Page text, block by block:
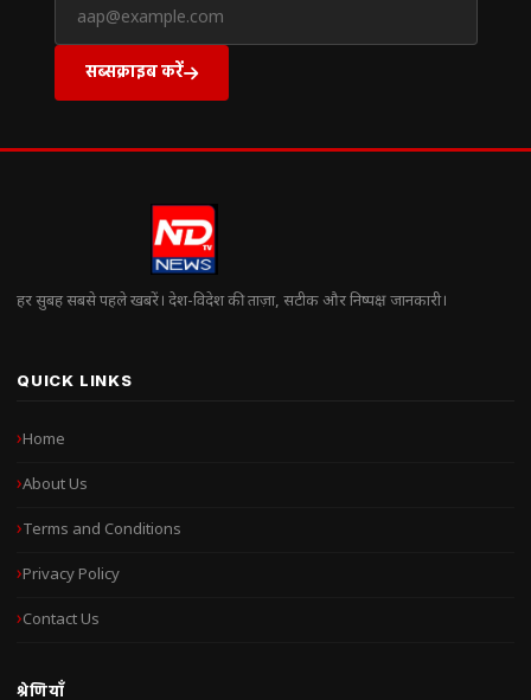
सब्सक्राइब करें
हर सुबह सबसे पहले खबरें। देश-विदेश की ताज़ा, सटीक और निष्पक्ष जानकारी।
QUICK LINKS
Home
About Us
Terms and Conditions
Privacy Policy
Contact Us
श्रेणियाँ